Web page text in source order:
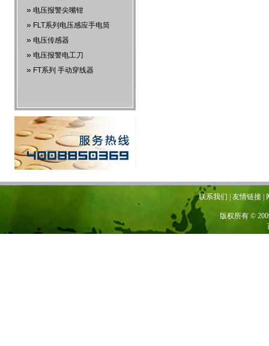
» 电压报警尖嘴钳
» FLT系列电压感应手电筒
» 电压传感器
» 电压报警电工刀
» FT系列 手动穿线器
联系我们 | 友情链接 |
版权所有 ©